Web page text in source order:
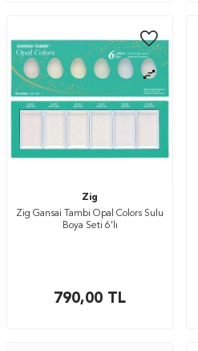
Zig
Zig Gansai Tambi Opal Colors Sulu
Boya Seti 6’lı
790,00 TL